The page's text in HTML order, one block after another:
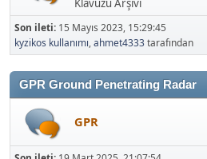
Son ileti:15 Mayıs 2023, 15:29:45
kyzikos kullanımı,ahmet4333tarafından
GPR Ground Penetrating Radar
Son ileti:19 Mart 2025, 21:07:54